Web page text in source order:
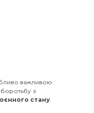
важливою
з
стану.